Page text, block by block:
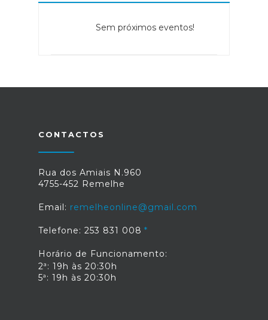
Sem próximos eventos!
CONTACTOS
Rua dos Amiais N.960
4755-452 Remelhe
Email: remelheonline@gmail.com
Telefone: 253 831 008
Horário de Funcionamento:
2ª: 19h às 20:30h
5ª: 19h às 20:30h